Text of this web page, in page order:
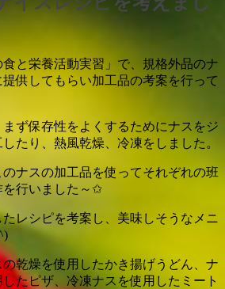
と栄養活動実習」で、規格外品のナ
供してもらい加工品の考案を行って
ず保存性をよくするためにナスをジ
たり、熱風乾燥、冷凍をしました。
ナスの加工品を使ってそれぞれの班
を行いました～✩
レシピを考案し、美味しそうなメニ
乾燥を使用したかき揚げうどん、ナ
たピザ、冷凍ナスを使用したミート